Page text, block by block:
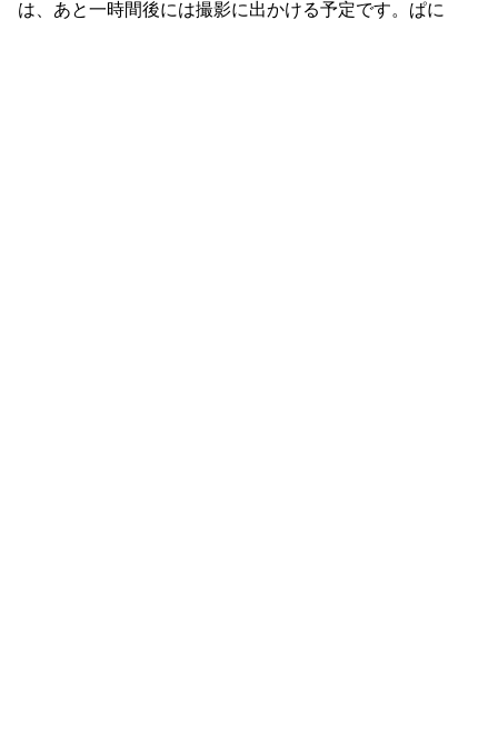
は、あと一時間後には撮影に出かける予定です。ぱに